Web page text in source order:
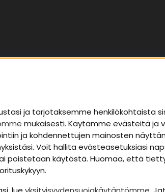
Alueet
Autohifi
Kotihifi
Uutuudet
ja tarjotaksemme henkilökohtaista
mukaisesti. Käytämme evästeitä ja
ja kohdennettujen mainosten
Voit hallita evästeasetuksiasi
poistetaan käytöstä. Huomaa, että